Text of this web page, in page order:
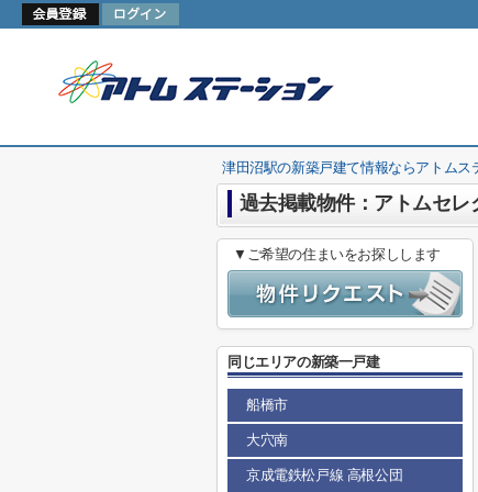
津田沼駅の新築戸建て情報ならアトムス
過去掲載物件：アトムセ
▼ご希望の住まいをお探しします
同じエリアの新築一戸建
船橋市
大穴南
京成電鉄松戸線 高根公団